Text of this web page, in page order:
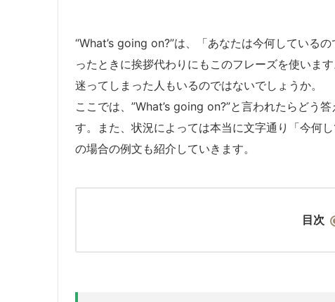
“What’s going on?”は、「あなたは今何している
ったときに挨拶代わりにもこのフレーズを使いま
迷ってしまった人もいるのではないでしょうか。
ここでは、”What’s going on?”と言われたらどう
す。また、状況によっては本当に文字通り「今何
の場合の例文も紹介していきます。
目次